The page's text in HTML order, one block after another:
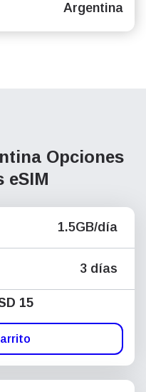
Argentina
Opciones
eSIM
1.5GB/día
3 días
15